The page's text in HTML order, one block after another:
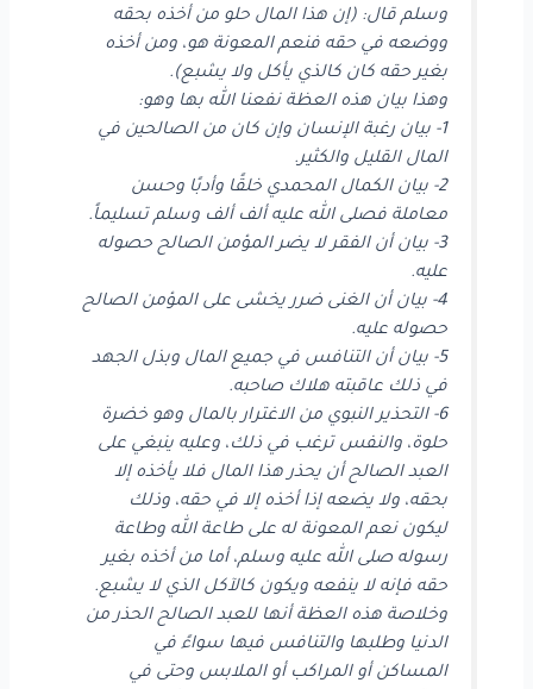
وسلم قال: (إن هذا المال حلو من أخذه بحقه
ووضعه في حقه فنعم المعونة هو، ومن أخذه
بغير حقه كان كالذي يأكل ولا يشبع).
وهذا بيان هذه العظة نفعنا الله بها وهو:
1- بيان رغبة الإنسان وإن كان من الصالحين في
المال القليل والكثير.
2- بيان الكمال المحمدي خلقًا وأدبًا وحسن
معاملة فصلى الله عليه ألف ألف وسلم تسليماً.
3- بيان أن الفقر لا يضر المؤمن الصالح حصوله
عليه.
4- بيان أن الغنى ضرر يخشى على المؤمن الصالح
حصوله عليه.
5- بيان أن التنافس في جميع المال وبذل الجهد
في ذلك عاقبته هلاك صاحبه.
6- التحذير النبوي من الاغترار بالمال وهو خضرة
حلوة، والنفس ترغب في ذلك، وعليه ينبغي على
العبد الصالح أن يحذر هذا المال فلا يأخذه إلا
بحقه، ولا يضعه إذا أخذه إلا في حقه، وذلك
ليكون نعم المعونة له على طاعة الله وطاعة
رسوله صلى الله عليه وسلم، أما من أخذه بغير
حقه فإنه لا ينفعه ويكون كالآكل الذي لا يشبع.
وخلاصة هذه العظة أنها للعبد الصالح الحذر من
الدنيا وطلبها والتنافس فيها سواءً في
المساكن أو المراكب أو الملابس وحتى في